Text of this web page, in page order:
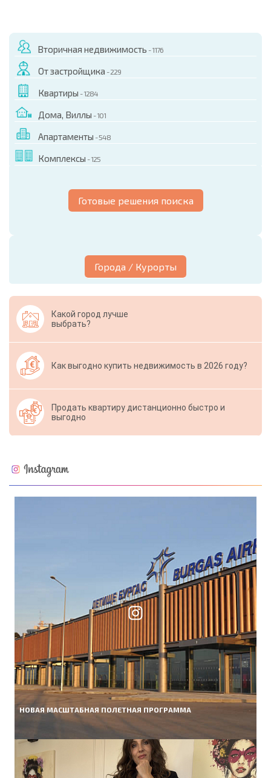
Вторичная недвижимость - 1176
От застройщика - 229
Квартиры - 1284
Дома, Виллы - 101
Апартаменты - 548
Комплексы - 125
Готовые решения поиска
Города / Курорты
Какой город лучше
выбрать?
Как выгодно купить недвижимость в 2026 году?
Продать квартиру дистанционно быстро и
выгодно
НОВАЯ МАСШТАБНАЯ ПОЛЕТНАЯ ПРОГРАММА